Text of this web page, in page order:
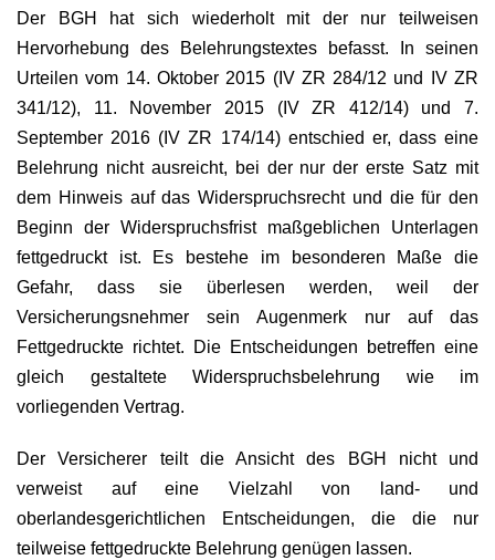
Der BGH hat sich wiederholt mit der nur teilweisen
Hervorhebung des Belehrungstextes befasst. In seinen
Urteilen vom 14. Oktober 2015 (IV ZR 284/12 und IV ZR
341/12), 11. November 2015 (IV ZR 412/14) und 7.
September 2016 (IV ZR 174/14) entschied er, dass eine
Belehrung nicht ausreicht, bei der nur der erste Satz mit
dem Hinweis auf das Widerspruchsrecht und die für den
Beginn der Widerspruchsfrist maßgeblichen Unterlagen
fettgedruckt ist. Es bestehe im besonderen Maße die
Gefahr, dass sie überlesen werden, weil der
Versicherungsnehmer sein Augenmerk nur auf das
Fettgedruckte richtet. Die Entscheidungen betreffen eine
gleich gestaltete Widerspruchsbelehrung wie im
vorliegenden Vertrag.
Der Versicherer teilt die Ansicht des BGH nicht und
verweist auf eine Vielzahl von land- und
oberlandesgerichtlichen Entscheidungen, die die nur
teilweise fettgedruckte Belehrung genügen lassen.